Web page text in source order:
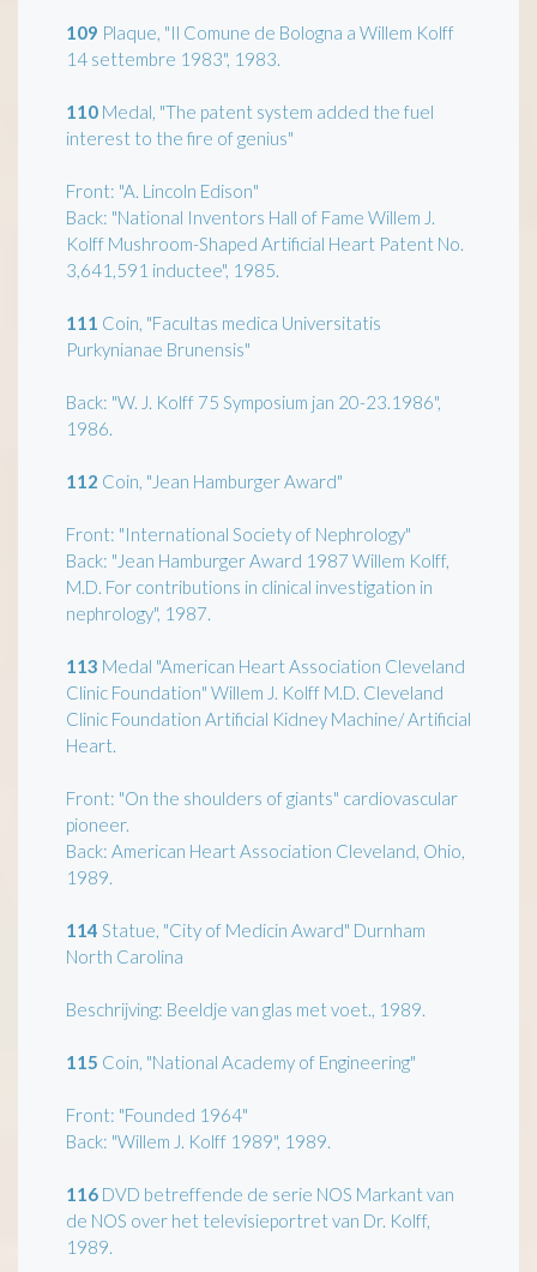
109 Plaque, "Il Comune de Bologna a Willem Kolff
14 settembre 1983", 1983.
110 Medal, "The patent system added the fuel
interest to the fire of genius"
Front: "A. Lincoln Edison"
Back: "National Inventors Hall of Fame Willem J.
Kolff Mushroom-Shaped Artificial Heart Patent No.
3,641,591 inductee", 1985.
111 Coin, "Facultas medica Universitatis
Purkynianae Brunensis"
Back: "W. J. Kolff 75 Symposium jan 20-23.1986",
1986.
112 Coin, "Jean Hamburger Award"
Front: "International Society of Nephrology"
Back: "Jean Hamburger Award 1987 Willem Kolff,
M.D. For contributions in clinical investigation in
nephrology", 1987.
113 Medal "American Heart Association Cleveland
Clinic Foundation" Willem J. Kolff M.D. Cleveland
Clinic Foundation Artificial Kidney Machine/ Artificial
Heart.
Front: "On the shoulders of giants" cardiovascular
pioneer.
Back: American Heart Association Cleveland, Ohio,
1989.
114 Statue, "City of Medicin Award" Durnham
North Carolina
Beschrijving: Beeldje van glas met voet., 1989.
115 Coin, "National Academy of Engineering"
Front: "Founded 1964"
Back: "Willem J. Kolff 1989", 1989.
116 DVD betreffende de serie NOS Markant van
de NOS over het televisieportret van Dr. Kolff,
1989.